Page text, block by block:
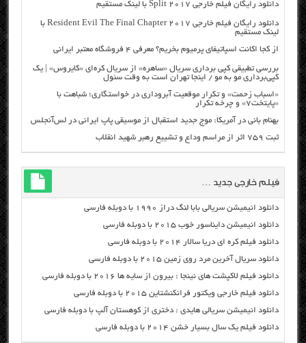
دانلود رایگان فیلم خارجی Split 2017 با لینک مستقیم
دانلود رایگان فیلم خارجی Resident Evil The Final Chapter 2017 با
لینک مستقیم
از کجا اکانت اسپاتیفای پرمیوم بخریم؟ معرفی ۴ فروشگاه معتبر ایرانی
بررسی تطبیقی کپی برداری سریال «ساهره» از سریال کره‌ای «کایروس» | یک
کپی‌برداری مو به مو / اینجا تهران است به وقت سئول
«اسباب زحمت» و تکرار موقعیت آبروداری در خواستگاری؛ شباهت با
«پایتخت۷» و چرخه تکرار
بهنام بانی در آمریکا: موج جدید استقبال از موسیقی پاپ ایرانی در لس‌آنجلس
ثبت ۷۵۹ اثر از مراسم وداع و تشییع رهبر شهید انقلاب
فیلم خارجی جدید …
دانلود انیمیشن سریالی بابا لنگ دراز ۱۹۹۰ با دوبله فارسی
دانلود انیمیشن دایناسور خوب ۲۰۱۵ با دوبله فارسی
دانلود فیلم کره ای دریا سالار ۲۰۱۴ با دوبله فارسی
دانلود سریال آخرین مرد روی زمین ۲۰۱۵ با دوبله فارسی
دانلود فیلم لاکپشت های نینجا : بیرون از سایه ها ۲۰۱۶ با دوبله فارسی
دانلود فیلم خارجی ویکتور فرانکنشتاین ۲۰۱۵ با دوبله فارسی
دانلود انیمیشن سریالی هایدی : دختری از کوهستان آلپ با دوبله فارسی
دانلود فیلم یک سال بسیار خشن ۲۰۱۴ با دوبله فارسی